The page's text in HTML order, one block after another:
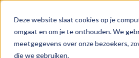
Deze website slaat cookies op je
omgaat en om je te onthouden. We
meetgegevens over onze bezoekers,
die we gebruiken.